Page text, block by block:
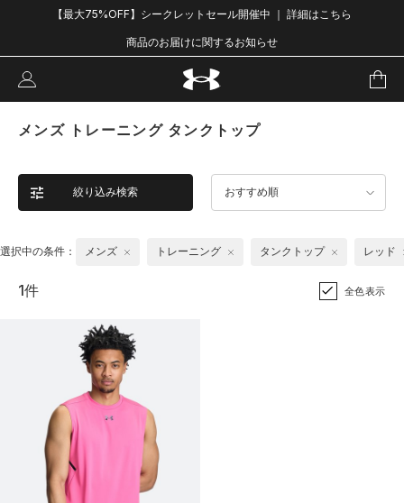
【最大75%OFF】シークレットセール開催中 ｜ 詳細はこちら
商品のお届けに関するお知らせ
メンズ トレーニング タンクトップ
絞り込み検索 おすすめ順
選択中の条件： メンズ トレーニング タンクトップ レッド
1件 全色表示